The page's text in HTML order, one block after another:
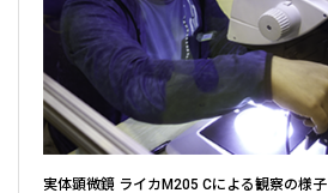
実体顕微鏡 ライカM205 Cによる観察の様子